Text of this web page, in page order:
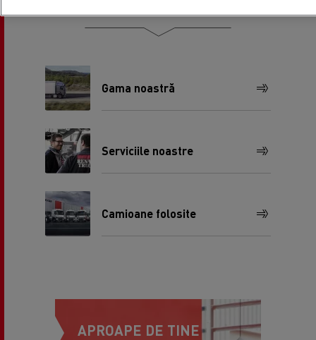
Gama noastră
Serviciile noastre
Camioane folosite
APROAPE DE TINE